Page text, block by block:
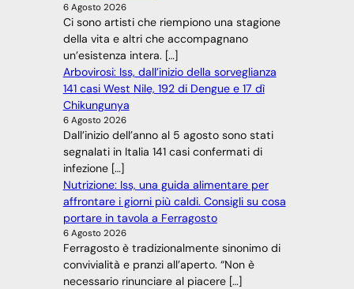
6 Agosto 2026
Ci sono artisti che riempiono una stagione
della vita e altri che accompagnano
un’esistenza intera. […]
Arbovirosi: Iss, dall’inizio della sorveglianza
141 casi West Nile, 192 di Dengue e 17 dì
Chikungunya
6 Agosto 2026
Dall’inizio dell’anno al 5 agosto sono stati
segnalati in Italia 141 casi confermati di
infezione […]
Nutrizione: Iss, una guida alimentare per
affrontare i giorni più caldi. Consigli su cosa
portare in tavola a Ferragosto
6 Agosto 2026
Ferragosto è tradizionalmente sinonimo di
convivialità e pranzi all’aperto. “Non è
necessario rinunciare al piacere […]